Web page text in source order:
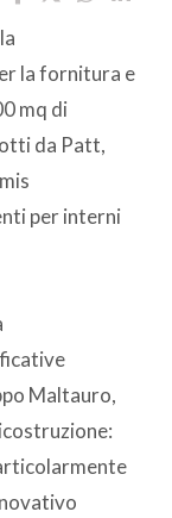
la fornitura e
mq di
da Patt,
per interni
Maltauro,